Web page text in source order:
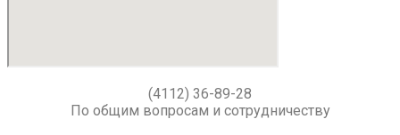
(4112) 36-89-28
По общим вопросам и сотрудничеству